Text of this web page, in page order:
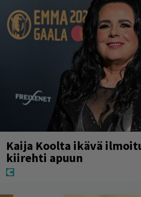
Kaija Koolta ikävä
kiirehti apuun